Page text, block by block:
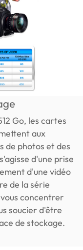
Go, les cartes
aux
de photos et des
d'une prise
d'une vidéo
de la série
concentrer
soucier d'être
de stockage.